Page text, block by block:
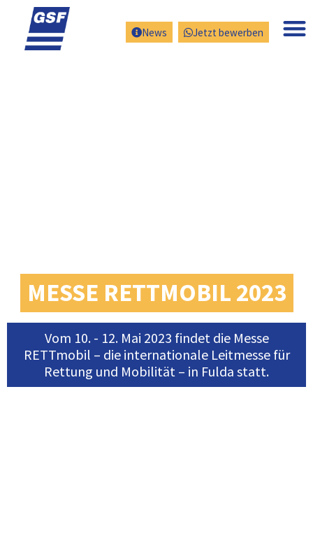
News Jetzt bewerben
MESSE RETTMOBIL 2023
Vom 10. - 12. Mai 2023 findet die Messe
RETTmobil – die internationale Leitmesse für
Rettung und Mobilität – in Fulda statt.